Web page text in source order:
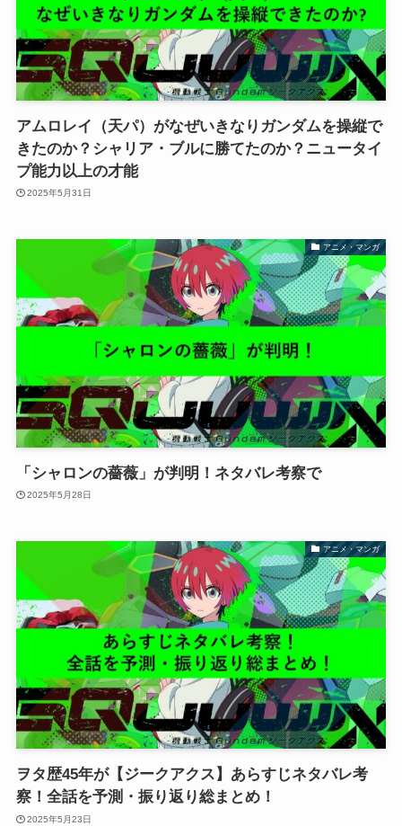
アムロレイ（天パ）がなぜいきなりガンダムを操縦で
きたのか？シャリア・ブルに勝てたのか？ニュータイ
プ能力以上の才能
2025年5月31日
アニメ・マンガ
「シャロンの薔薇」が判明！ネタバレ考察で
2025年5月28日
アニメ・マンガ
ヲタ歴45年が【ジークアクス】あらすじネタバレ考
察！全話を予測・振り返り総まとめ！
2025年5月23日